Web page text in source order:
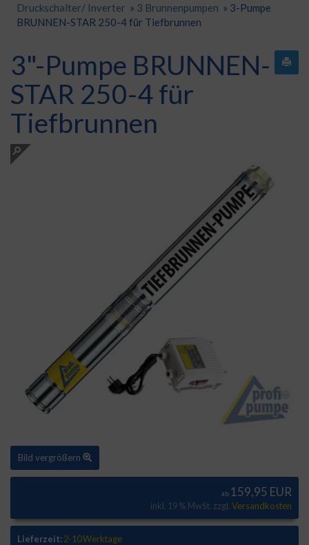
Druckschalter/ Inverter » 3 Brunnenpumpen » 3-Pumpe
BRUNNEN-STAR 250-4 für Tiefbrunnen
3"-Pumpe BRUNNEN-
STAR 250-4 für
Tiefbrunnen
Bild vergrößern
ab 159,95 EUR
inkl. 19 % MwSt. zzgl.Versandkosten
Lieferzeit:2-10 Werktage